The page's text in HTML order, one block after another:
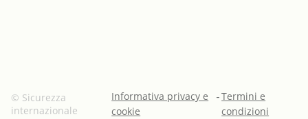
© Sicurezza
internazionale
Informativa privacy e
cookie
-Termini e
condizioni